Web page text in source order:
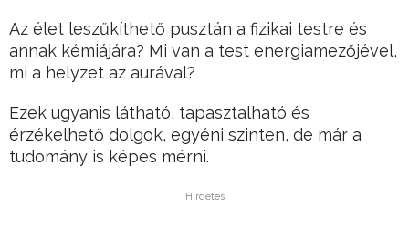
Az élet leszűkíthető pusztán a fizikai testre és
annak kémiájára? Mi van a test energiamezőjével,
mi a helyzet az aurával?
Ezek ugyanis látható, tapasztalható és
érzékelhető dolgok, egyéni szinten, de már a
tudomány is képes mérni.
Hirdetés